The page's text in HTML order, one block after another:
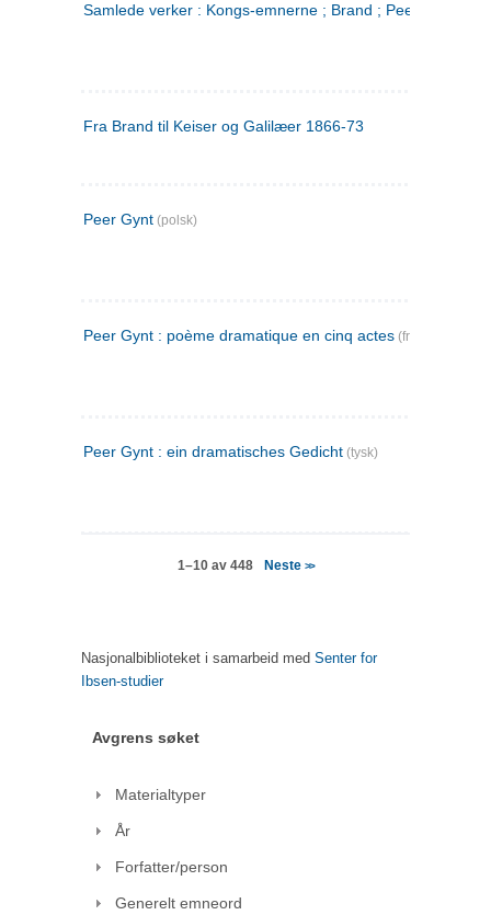
Samlede verker : Kongs-emnerne ; Brand ; Peer Gynt. 2
Fra Brand til Keiser og Galilæer 1866-73
Peer Gynt (polsk)
Peer Gynt : poème dramatique en cinq actes (fransk)
Peer Gynt : ein dramatisches Gedicht (tysk)
1–10 av 448 Neste >>
Nasjonalbiblioteket i samarbeid med Senter for
Ibsen-studier
Avgrens søket
Materialtyper
År
Forfatter/person
Generelt emneord